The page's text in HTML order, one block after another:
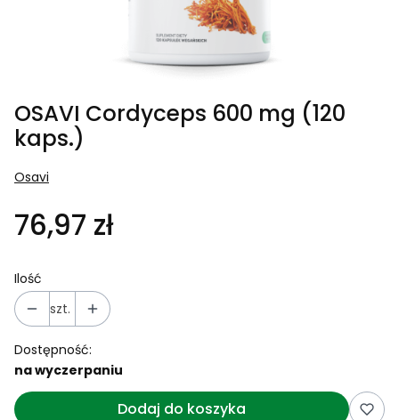
OSAVI Cordyceps 600 mg (120
kaps.)
Osavi
76,97 zł
Ilość
szt.
Dostępność:
na wyczerpaniu
Dodaj do koszyka